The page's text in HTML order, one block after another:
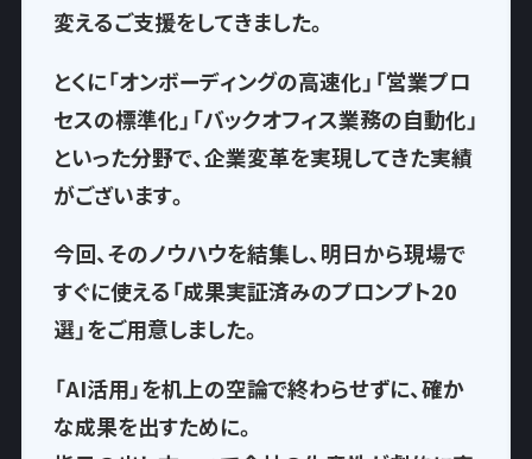
変えるご支援をしてきました。
とくに「オンボーディングの高速化」「営業プロ
セスの標準化」「バックオフィス業務の自動化」
といった分野で、企業変革を実現してきた実績
がございます。
今回、そのノウハウを結集し、明日から現場で
すぐに使える「成果実証済みのプロンプト20
選」をご用意しました。
「AI活用」を机上の空論で終わらせずに、確か
な成果を出すために。